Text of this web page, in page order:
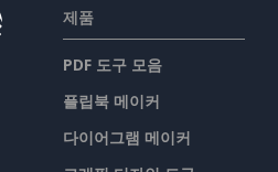
제품
PDF 도구 모음
플립북 메이커
다이어그램 메이커